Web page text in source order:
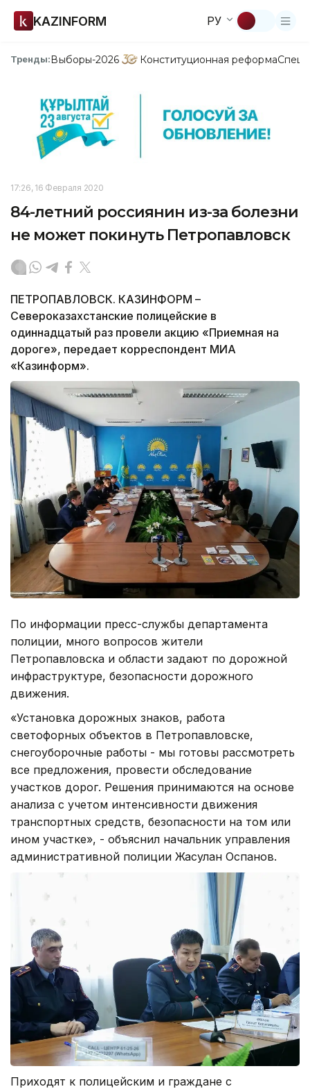
KAZINFORM РУ
Тренды:Выборы-2026 Конституционная реформа
17:26, 16 Февраля 2020
84-летний россиянин из-за болезни
не может покинуть Петропавловск
ПЕТРОПАВЛОВСК. КАЗИНФОРМ –
Североказахстанские полицейские в
одиннадцатый раз провели акцию «Приемная на
дороге», передает корреспондент МИА
«Казинформ».
По информации пресс-службы департамента
полиции, много вопросов жители
Петропавловска и области задают по дорожной
инфраструктуре, безопасности дорожного
движения.
«Установка дорожных знаков, работа
светофорных объектов в Петропавловске,
снегоуборочные работы - мы готовы рассмотреть
все предложения, провести обследование
участков дорог. Решения принимаются на основе
анализа с учетом интенсивности движения
транспортных средств, безопасности на том или
ином участке», - объяснил начальник управления
административной полиции Жасулан Оспанов.
Приходят к полицейским и граждане с